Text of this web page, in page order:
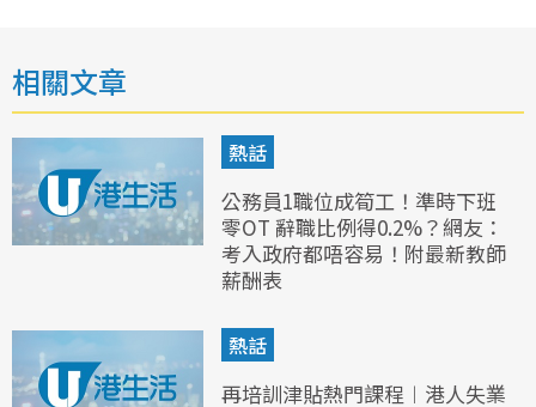
相關文章
熱話
公務員1職位成筍工！準時下班
零OT 辭職比例得0.2%？網友：
考入政府都唔容易！附最新教師
薪酬表
熱話
再培訓津貼熱門課程︱港人失業